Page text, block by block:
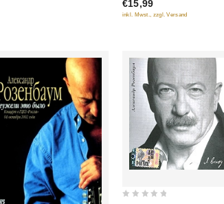
5
€15,99
inkl. Mwst., zzgl. Versand